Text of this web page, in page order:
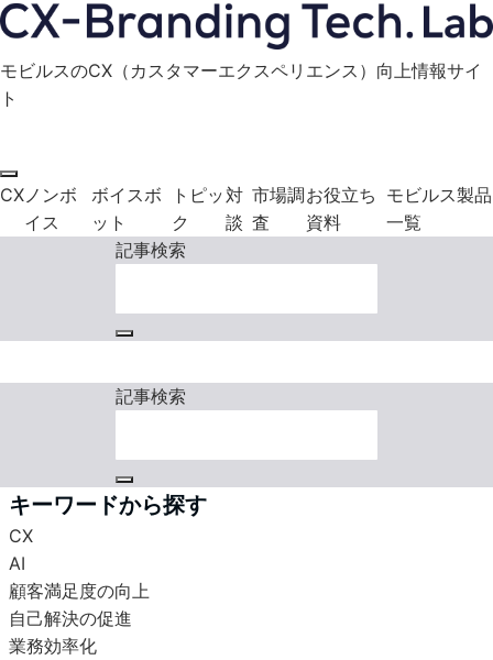
モビルスのCX（カスタマーエクスペリエンス）向上情報サイ
ト
CX ノンボ
イス
ボイスボ
ット
トピッ
ク
対
談
市場調
査
お役立ち
資料
モビルス製品
一覧
記事検索
記事検索
キーワードから探す
CX
AI
顧客満足度の向上
自己解決の促進
業務効率化